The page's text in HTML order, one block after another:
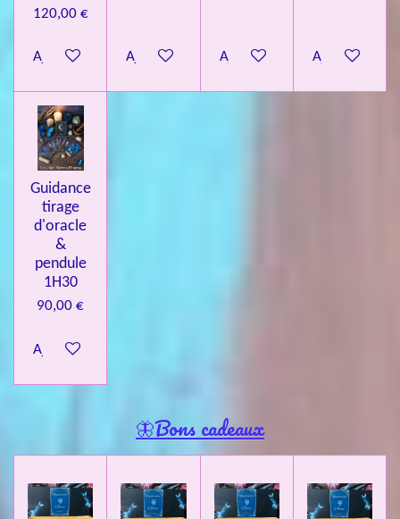
120,00 €
Ajouter au panierAjouter au panierAjouter au panierAjouter au
Guidance
tirage
d'oracle
&
pendule
1H30
90,00 €
Ajouter au panier
🦋Bons cadeaux